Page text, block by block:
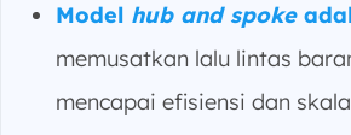
Model hub and spoke
memusatkan lalu lintas
mencapai efisiensi dan